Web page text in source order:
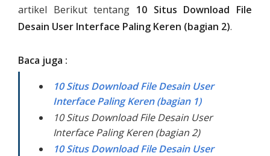
artikel Berikut tentang 10 Situs Download File
Desain User Interface Paling Keren (bagian 2).
Baca juga :
10 Situs Download File Desain User
Interface Paling Keren (bagian 1)
10 Situs Download File Desain User
Interface Paling Keren (bagian 2)
10 Situs Download File Desain User